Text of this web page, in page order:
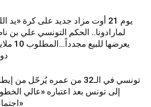
يوم 21 أوت مزاد جديد على كرة «يد
لمارادونا.. الحكم التونسي علي بن
يعرضها للبيع
تونسي في الـ32 من عمره يُرحّل من
إلى تونس بعد اعتباره «عالي
اجتماعياً»